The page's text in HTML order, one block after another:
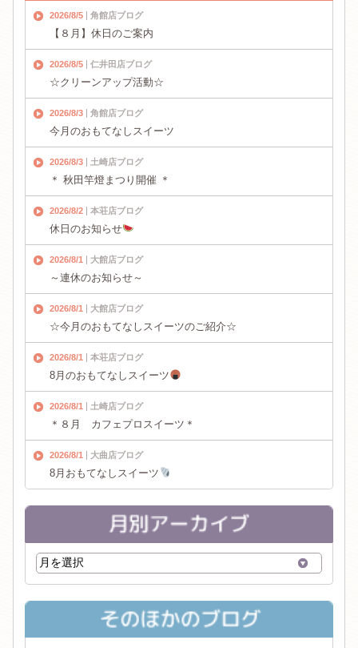
2026/8/5 角館店ブログ
【８月】休日のご案内
2026/8/5 仁井田店ブログ
☆クリーンアップ活動☆
2026/8/3 角館店ブログ
今月のおもてなしスイーツ
2026/8/3 土崎店ブログ
＊ 秋田竿燈まつり開催 ＊
2026/8/2 本荘店ブログ
休日のお知らせ
2026/8/1 大館店ブログ
～連休のお知らせ～
2026/8/1 大館店ブログ
☆今月のおもてなしスイーツのご紹介☆
2026/8/1 本荘店ブログ
8月のおもてなしスイーツ
2026/8/1 土崎店ブログ
＊８月 カフェプロスイーツ＊
2026/8/1 大曲店ブログ
8月おもてなしスイーツ